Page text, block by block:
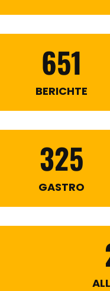
651
BERICHTE
325
GASTRO